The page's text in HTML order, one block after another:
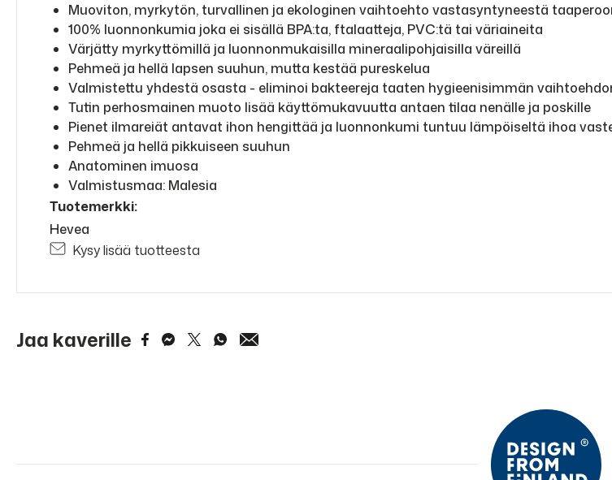
Muoviton, myrkytön, turvallinen ja ekologinen vaihtoehto vastasyntyneestä
100% luonnonkumia joka ei sisällä BPA:ta, ftalaatteja, PVC:tä tai väriaineita
Värjätty myrkyttömillä ja luonnonmukaisilla mineraalipohjaisilla väreillä
Pehmeä ja hellä lapsen suuhun, mutta kestää pureskelua
Valmistettu yhdestä osasta - eliminoi bakteereja taaten hygieenisimmän
Tutin perhosmainen muoto lisää käyttömukavuutta antaen tilaa nenälle ja poskille
Pienet ilmareiät antavat ihon hengittää ja luonnonkumi tuntuu lämpöiseltä ihoa
Pehmeä ja hellä pikkuiseen suuhun
Anatominen imuosa
Valmistusmaa: Malesia
Tuotemerkki:
Hevea
Kysy lisää tuotteesta
Jaa kaverille